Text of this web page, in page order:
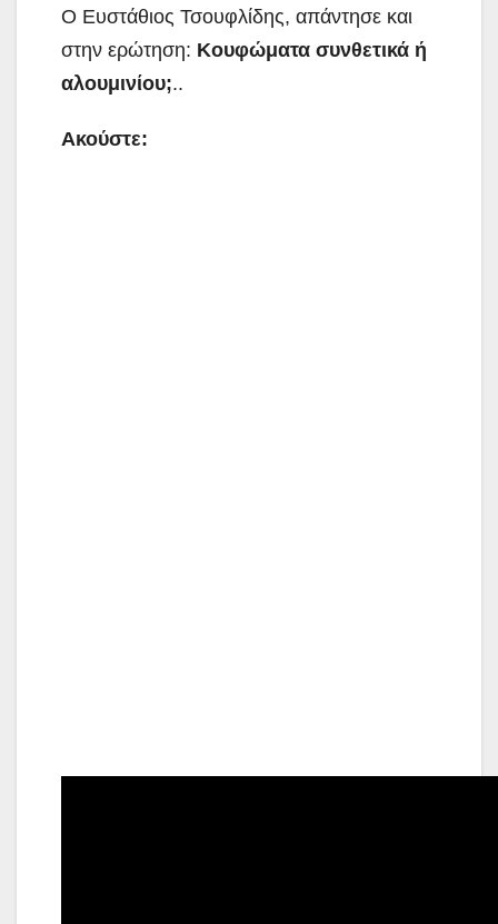
Ο Ευστάθιος Τσουφλίδης, απάντησε και
στην ερώτηση: Κουφώματα συνθετικά ή
αλουμινίου;..
Ακούστε: